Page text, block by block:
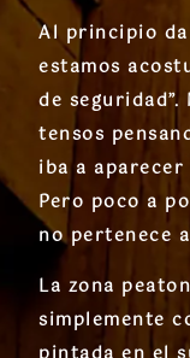
Al principio
estamos
de
tensos
iba a
Pero poco a
no pertenece
La zona
simplemente